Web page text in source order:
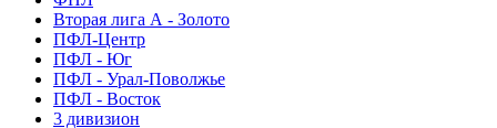
Вторая лига А - Золото
ПФЛ-Центр
ПФЛ - Юг
ПФЛ - Урал-Поволжье
ПФЛ - Восток
3 дивизион